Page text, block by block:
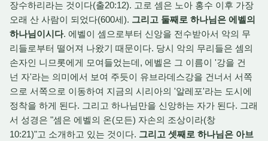
장수하리라는 것이다(출20:12). 고로 셈은 노아 홍수 이후 가장
오래 산 사람이 되었다(600세). 그리고 둘째로 하나님은 에벨의
하나님이시다. 에벨이 셈으로부터 신앙을 전수받아서 악의 무
리들로부터 떨어져 나왔기 때문이다. 당시 악의 무리들은 셈의
손자인 니므롯에게 모여들었는데, 에벨은 그 이름이 '강을 건
넌 자'라는 의미에서 보여 주듯이 유브라데스강을 건너서 서쪽
으로 서쪽으로 이동하여 지금의 시리아의 '알레포'라는 도시에
정착을 하게 된다. 그리고 하나님만을 신앙하는 자가 된다. 그래
서 성경은 "셈은 에벨의 온(모든) 자손의 조상이라(창
10:21)"고 소개하고 있는 것이다. 그리고 셋째로 하나님은 아브